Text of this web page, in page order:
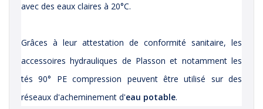
avec des eaux claires à 20°C.
Grâces à leur attestation de conformité sanitaire, les
accessoires hydrauliques de Plasson et notamment les
tés 90° PE compression peuvent être utilisé sur des
réseaux d'acheminement d'eau potable.